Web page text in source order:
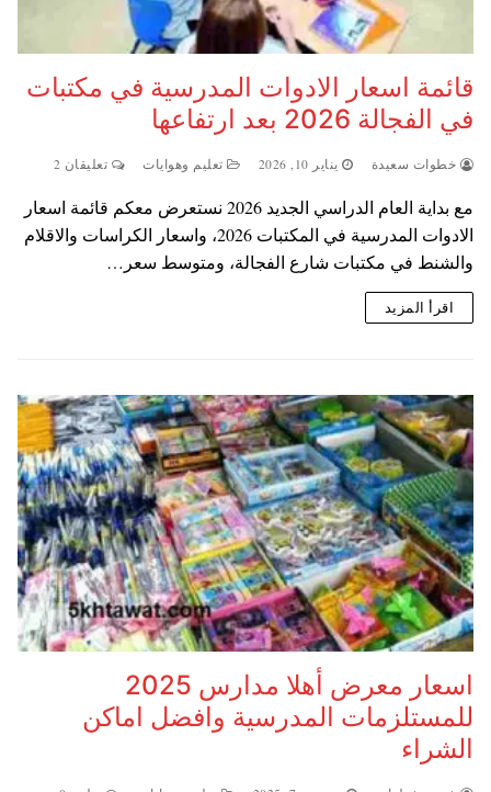
قائمة اسعار الادوات المدرسية في مكتبات
في الفجالة 2026 بعد ارتفاعها
خطوات سعيدة يناير 10, 2026 تعليم وهوايات تعليقان 2
مع بداية العام الدراسي الجديد 2026 نستعرض معكم قائمة اسعار
الادوات المدرسية في المكتبات 2026، واسعار الكراسات والاقلام
والشنط في مكتبات شارع الفجالة، ومتوسط سعر…
اقرأ المزيد
اسعار معرض أهلا مدارس 2025
للمستلزمات المدرسية وافضل اماكن
الشراء